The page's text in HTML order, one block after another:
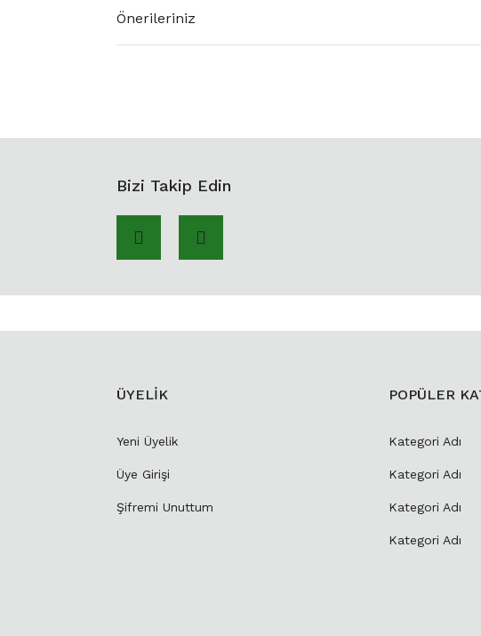
Önerileriniz
Bizi Takip Edin
ÜYELİK
Yeni Üyelik
Üye Girişi
Şifremi Unuttum
POPÜLER
Kategori Adı
Kategori Adı
Kategori Adı
Kategori Adı